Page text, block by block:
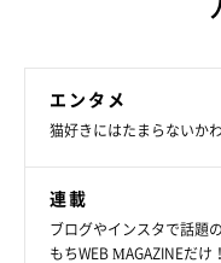
エンタメ
猫好きにはたまらないか
連載
ブログやインスタで話題
もちWEB MAGAZINEだけ！